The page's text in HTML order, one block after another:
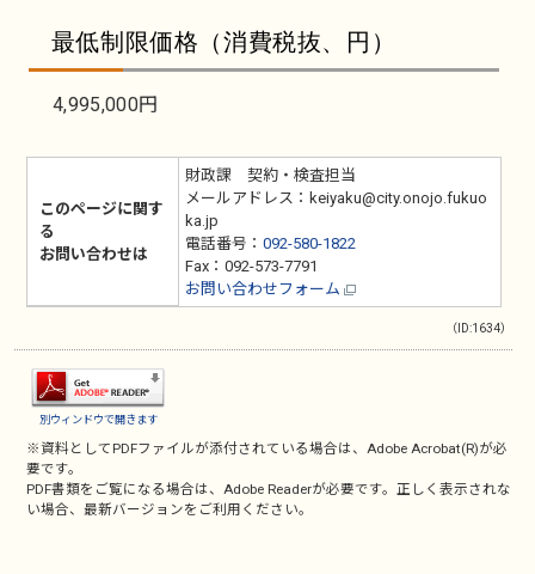
最低制限価格（消費税抜、円）
4,995,000円
このページに関す
る
お問い合わせは
財政課 契約・検査担当
メールアドレス：keiyaku@city.onojo.fukuo
ka.jp
電話番号： 092-580-1822
Fax：092-573-7791
お問い合わせフォーム
（ID:1634）
別ウィンドウで開きます
※資料としてPDFファイルが添付されている場合は、Adobe Acrobat(R)が必
要です。
PDF書類をご覧になる場合は、Adobe Readerが必要です。正しく表示されな
い場合、最新バージョンをご利用ください。